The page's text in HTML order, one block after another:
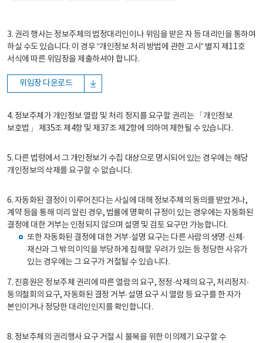
3. 권리 행사는 정보주체의 법정대리인이나 위임을 받은 자 등 대리인을 통하여
하실 수도 있습니다. 이 경우 “개인정보 처리 방법에 관한 고시” 별지 제11호
서식에 따른 위임장을 제출하셔야 합니다.
위임장 다운로드
4. 정보주체가 개인정보 열람 및 처리 정지를 요구할 권리는 「개인정보
보호법」 제35조 제4항 및 제37조 제2항에 의하여 제한될 수 있습니다.
5. 다른 법령에서 그 개인정보가 수집 대상으로 명시되어 있는 경우에는 해당
개인정보의 삭제를 요구할 수 없습니다.
6. 자동화된 결정이 이루어진다는 사실에 대해 정보주체의 동의를 받았거나,
계약 등을 통해 미리 알린 경우, 법률에 명확히 규정이 있는 경우에는 자동화된
결정에 대한 거부는 인정되지 않으며 설명 및 검토 요구만 가능합니다.
또한 자동화된 결정에 대한 거부·설명 요구는 다른 사람의 생명·신체·
재산과 그 밖의 이익을 부당하게 침해할 우려가 있는 등 정당한 사유가
있는 경우에는 그 요구가 거절될 수 있습니다.
7. 진흥원은 정보주체 권리에 따른 열람의 요구, 정정·삭제의 요구, 처리정지·
동의철회의 요구, 자동화된 결정 거부·설명 요구 시 열람 등 요구를 한 자가
본인이거나 정당한 대리인인지를 확인합니다.
8. 정보주체의 권리행사 요구 거절 시 불복을 위한 이의제기 요구할 수